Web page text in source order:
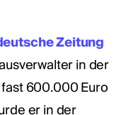
Zeitung
in der
600.000 Euro
er in der